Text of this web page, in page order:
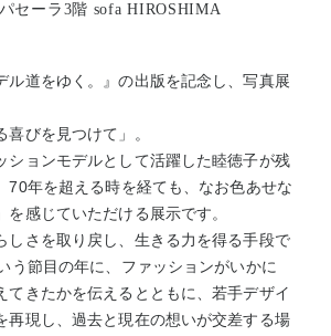
セーラ3階 sofa HIROSHIMA
ル道をゆく。』の出版を記念し、写真展
びを見つけて」。
ションモデルとして活躍した睦徳子が残
70年を超える時を経ても、なお色あせな
を感じていただける展示です。
しさを取り戻し、生きる力を得る手段で
う節目の年に、ファッションがいかに
てきたかを伝えるとともに、若手デザイ
再現し、過去と現在の想いが交差する場